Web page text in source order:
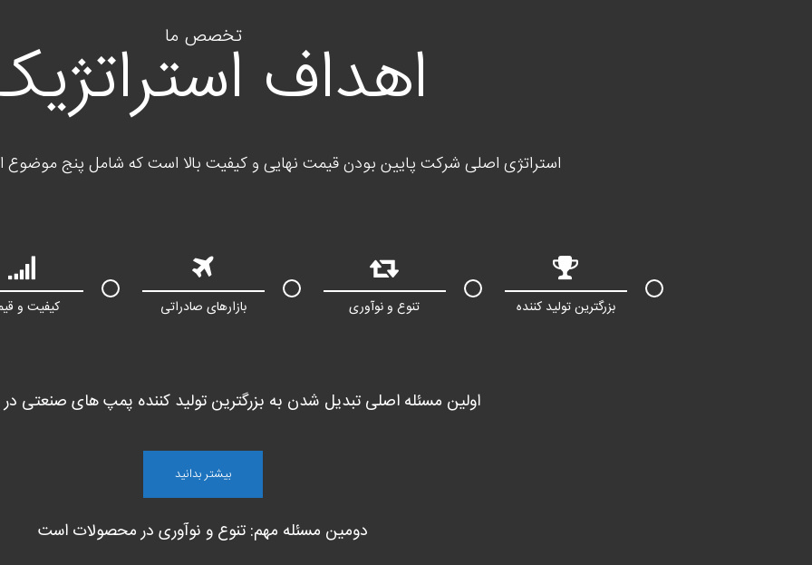
تخصص ما اهداف
استراتژی اصلی شرکت پایین بودن قیمت نهایی و کیفیت بالا است که شامل پنج موضوع
بزرگترین تولید کننده تنوع و نوآوری بازارهای صادراتی کیفیت و
اولین مسئله اصلی تبدیل شدن به بزرگترین تولید کننده پمپ های صنعتی
بیشتر بدانید
دومین مسئله مهم: تنوع و نوآوری در محصولات است